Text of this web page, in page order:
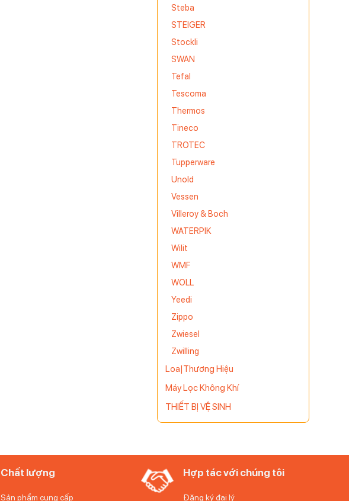
Steba
STEIGER
Stockli
SWAN
Tefal
Tescoma
Thermos
Tineco
TROTEC
Tupperware
Unold
Vessen
Villeroy & Boch
WATERPIK
Wilit
WMF
WOLL
Yeedi
Zippo
Zwiesel
Zwilling
Loa|Thương Hiệu
Máy Lọc Không Khí
THIẾT BỊ VỆ SINH
Chất lượng
Sản phẩm cung cấp
Hợp tác với chúng tôi
Đăng ký đại lý